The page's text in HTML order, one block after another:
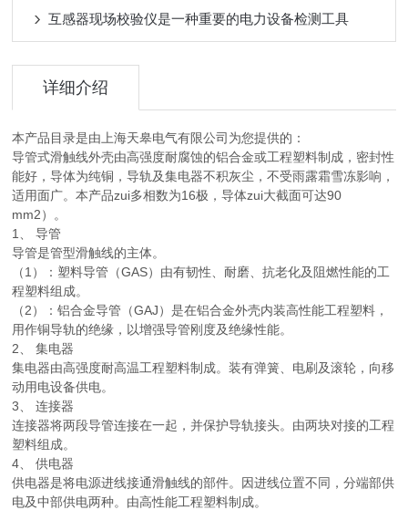
互感器现场校验仪是一种重要的电力设备检测工具
详细介绍
本产品目录是由上海天皋电气有限公司为您提供的：
导管式滑触线外壳由高强度耐腐蚀的铝合金或工程塑料制成，密封性
能好，导体为纯铜，导轨及集电器不积灰尘，不受雨露霜雪冻影响，
适用面广。本产品zui多相数为16极，导体zui大截面可达90
mm2）。
1、 导管
导管是管型滑触线的主体。
（1）：塑料导管（GAS）由有韧性、耐磨、抗老化及阻燃性能的工
程塑料组成。
（2）：铝合金导管（GAJ）是在铝合金外壳内装高性能工程塑料，
用作铜导轨的绝缘，以增强导管刚度及绝缘性能。
2、 集电器
集电器由高强度耐高温工程塑料制成。装有弹簧、电刷及滚轮，向移
动用电设备供电。
3、 连接器
连接器将两段导管连接在一起，并保护导轨接头。由两块对接的工程
塑料组成。
4、 供电器
供电器是将电源进线接通滑触线的部件。因进线位置不同，分端部供
电及中部供电两种。由高性能工程塑料制成。